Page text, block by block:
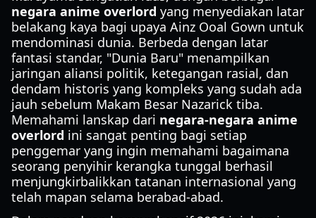
negara anime overlord yang menyediakan latar
belakang kaya bagi upaya Ainz Ooal Gown untuk
mendominasi dunia. Berbeda dengan latar
fantasi standar, "Dunia Baru" menampilkan
jaringan aliansi politik, ketegangan rasial, dan
dendam historis yang kompleks yang sudah ada
jauh sebelum Makam Besar Nazarick tiba.
Memahami lanskap dari negara-negara anime
overlord ini sangat penting bagi setiap
penggemar yang ingin memahami bagaimana
seorang penyihir kerangka tunggal berhasil
menjungkirbalikkan tatanan internasional yang
telah mapan selama berabad-abad.